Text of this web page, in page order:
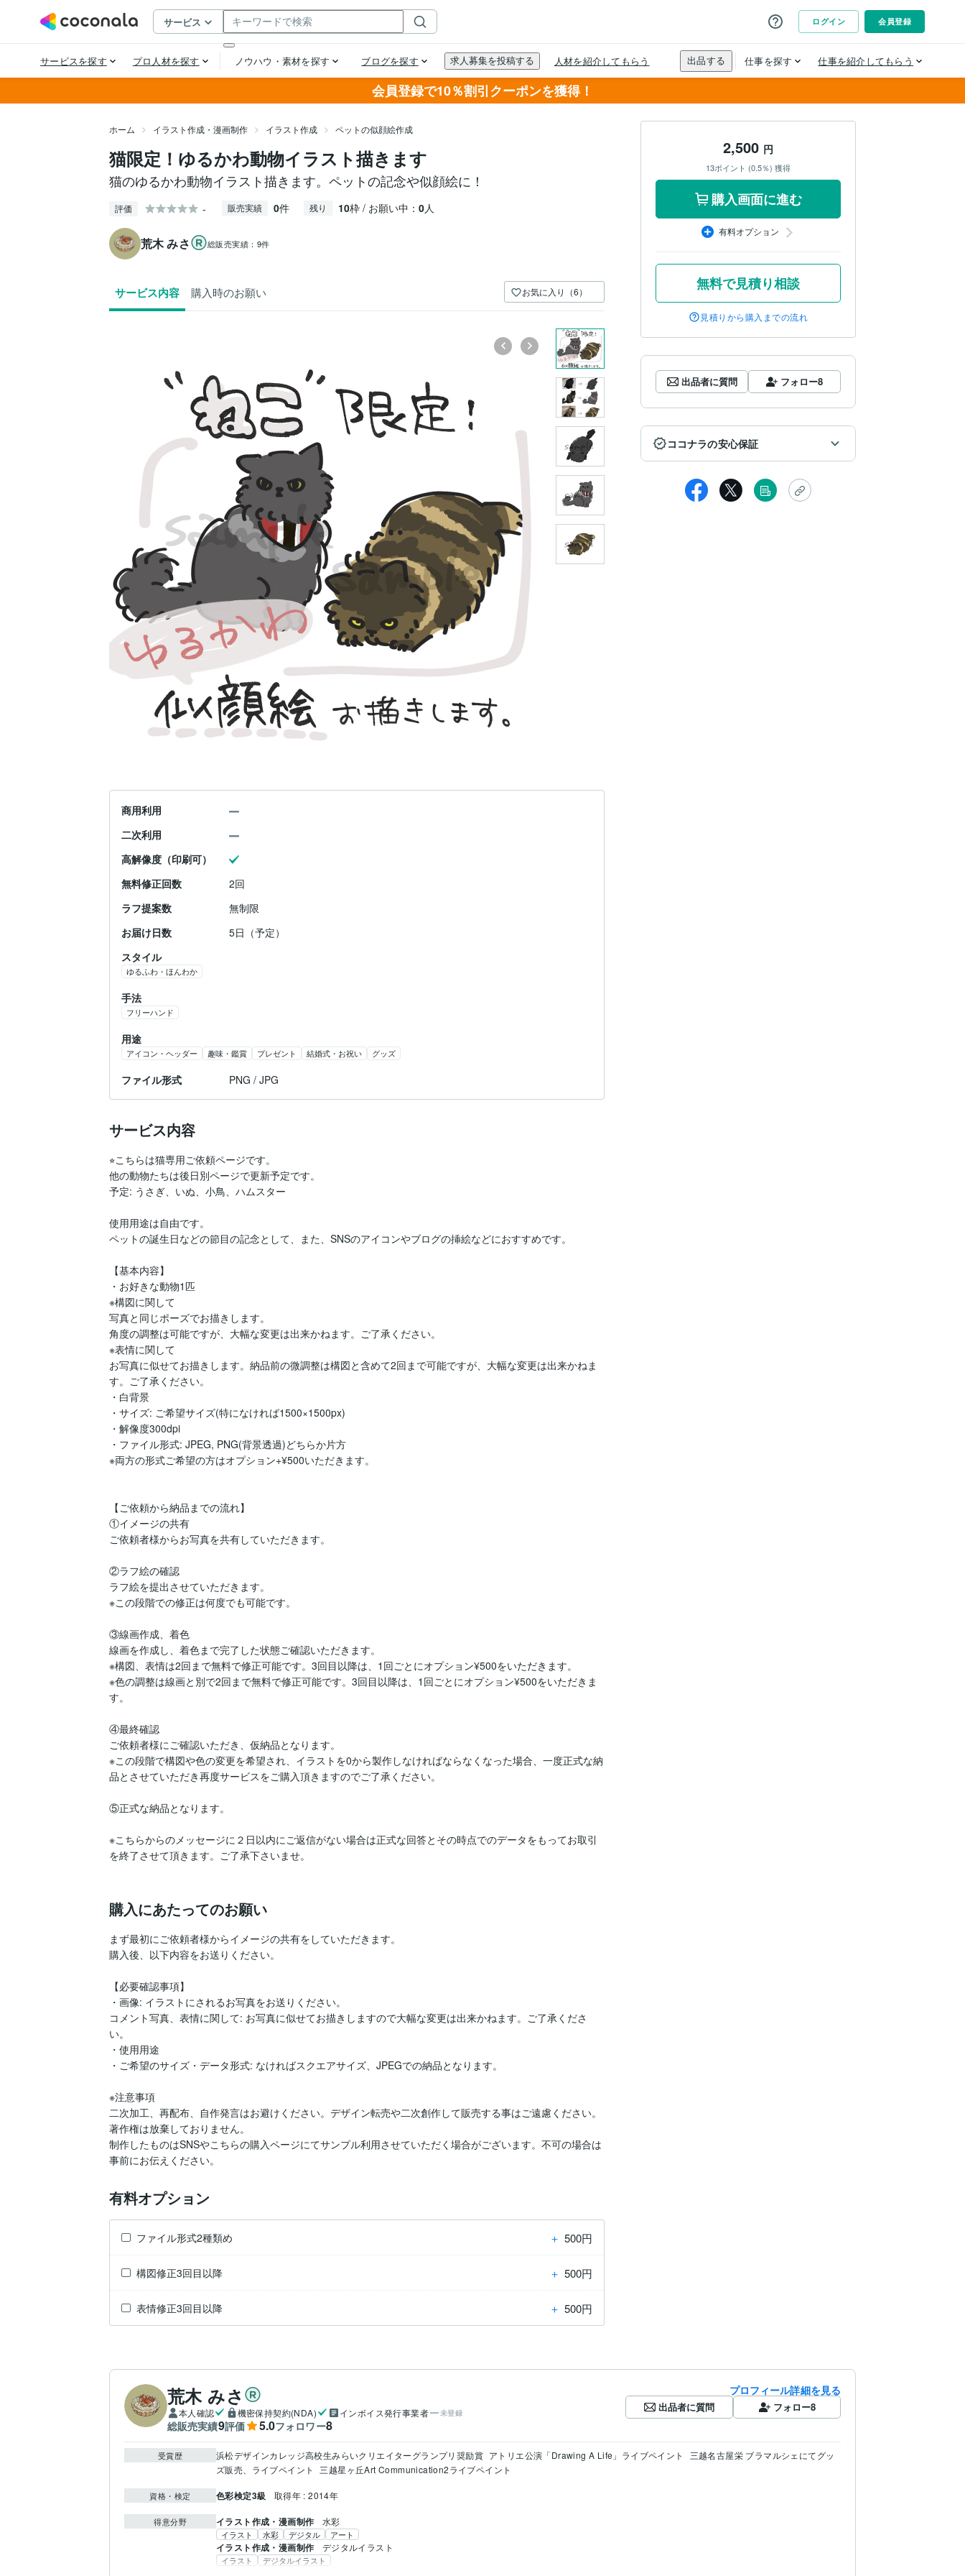
会員登録で10％割引クーポンを獲得！
ホーム イラスト作成・漫画制作 イラスト作成 ペットの似顔絵作成
猫限定！ゆるかわ動物イラスト描きます
猫のゆるかわ動物イラスト描きます。ペットの記念や似顔絵に！
評価 - 販売実績 0件 残り 10枠 / お願い中： 0人
荒木 みさ 総販売実績： 9件
サービス内容 購入時のお願い お気に入り（6）
商用利用
二次利用
高解像度（印刷可）
無料修正回数
2回
ラフ提案数
無制限
お届け日数
5日（予定）
スタイル
ゆるふわ・ほんわか
手法
フリーハンド
用途
アイコン・ヘッダー 趣味・鑑賞 プレゼント 結婚式・お祝い グッズ
ファイル形式 PNG / JPG
サービス内容
⭐︎こちらは猫専用ご依頼ページです。
他の動物たちは後日別ページで更新予定です。
予定: うさぎ、いぬ、小鳥、ハムスター
使用用途は自由です。
ペットの誕生日などの節目の記念として、また、SNSのアイコンやブログの挿絵などにおすすめです。
【基本内容】
・お好きな動物1匹
※構図に関して
写真と同じポーズでお描きします。
角度の調整は可能ですが、大幅な変更は出来かねます。ご了承ください。
※表情に関して
お写真に似せてお描きします。納品前の微調整は構図と含めて2回まで可能ですが、大幅な変更は出来かねま
す。ご了承ください。
・白背景
・サイズ: ご希望サイズ(特になければ1500×1500px)
・解像度300dpi
・ファイル形式: JPEG, PNG(背景透過)どちらか片方
※両方の形式ご希望の方はオプション+¥500いただきます。
【ご依頼から納品までの流れ】
①イメージの共有
ご依頼者様からお写真を共有していただきます。
②ラフ絵の確認
ラフ絵を提出させていただきます。
※この段階での修正は何度でも可能です。
③線画作成、着色
線画を作成し、着色まで完了した状態ご確認いただきます。
※構図、表情は2回まで無料で修正可能です。3回目以降は、1回ごとにオプション¥500をいただきます。
※色の調整は線画と別で2回まで無料で修正可能です。3回目以降は、1回ごとにオプション¥500をいただきま
す。
④最終確認
ご依頼者様にご確認いただき、仮納品となります。
※この段階で構図や色の変更を希望され、イラストを0から製作しなければならなくなった場合、一度正式な納
品とさせていただき再度サービスをご購入頂きますのでご了承ください。
⑤正式な納品となります。
※こちらからのメッセージに２日以内にご返信がない場合は正式な回答とその時点でのデータをもってお取引
を終了させて頂きます。ご了承下さいませ。
購入にあたってのお願い
まず最初にご依頼者様からイメージの共有をしていただきます。
購入後、以下内容をお送りください。
【必要確認事項】
・画像: イラストにされるお写真をお送りください。
コメント写真、表情に関して: お写真に似せてお描きしますので大幅な変更は出来かねます。ご了承くださ
い。
・使用用途
・ご希望のサイズ・データ形式: なければスクエアサイズ、JPEGでの納品となります。
※注意事項
二次加工、再配布、自作発言はお避けください。デザイン転売や二次創作して販売する事はご遠慮ください。
著作権は放棄しておりません。
制作したものはSNSやこちらの購入ページにてサンプル利用させていただく場合がございます。不可の場合は
事前にお伝えください。
有料オプション
ファイル形式2種類め ＋ 500円
構図修正3回目以降 ＋ 500円
表情修正3回目以降 ＋ 500円
2,500 円
13ポイント (0.5％) 獲得
購入画面に進む
有料オプション
無料で見積り相談
見積りから購入までの流れ
出品者に質問 フォロー8
ココナラの安心保証
荒木 みさ
本人確認 機密保持契約(NDA) インボイス発行事業者 未登録
総販売実績9評価 5.0フォロワー8
プロフィール詳細を見る
出品者に質問 フォロー8
受賞歴 浜松デザインカレッジ高校生みらいクリエイターグランプリ奨励賞 アトリエ公演「Drawing A Life」ライブペイント
三越名古屋栄 ブラマルシェにてグッ
ズ販売、ライブペイント
三越星ヶ丘Art Communication2ライブペイント
資格・検定 色彩検定3級 取得年 : 2014年
得意分野 イラスト作成・漫画制作 水彩
イラスト 水彩 デジタル アート
イラスト作成・漫画制作 デジタルイラスト
イラスト デジタルイラスト